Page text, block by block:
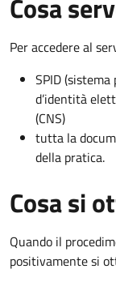
Per accedere al
SPID
d’identità
(CNS)
tutta la
della pratica.
Cosa si
Quando il
positivamente si